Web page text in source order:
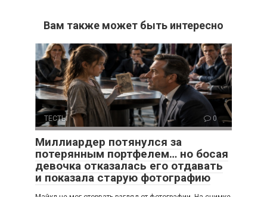
Вам также может быть интересно
ТЕСТЫ 0
Миллиардер потянулся за
потерянным портфелем… но босая
девочка отказалась его отдавать
и показала старую фотографию